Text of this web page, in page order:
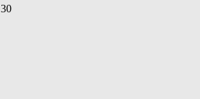
30